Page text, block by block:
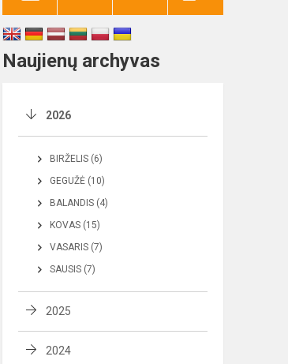
Naujienų archyvas
2026
BIRŽELIS (6)
GEGUŽĖ (10)
BALANDIS (4)
KOVAS (15)
VASARIS (7)
SAUSIS (7)
2025
2024